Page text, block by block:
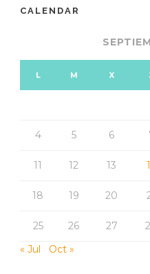
CALENDAR
L M X
4 5 6
11 12 13
18 19 20
25 26 27
« Jul
Oct »